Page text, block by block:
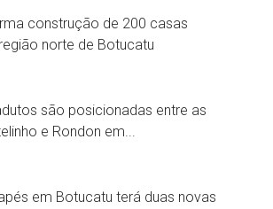
construção de 200 casas
norte de Botucatu
são posicionadas entre as
e Rondon em...
em Botucatu terá duas novas